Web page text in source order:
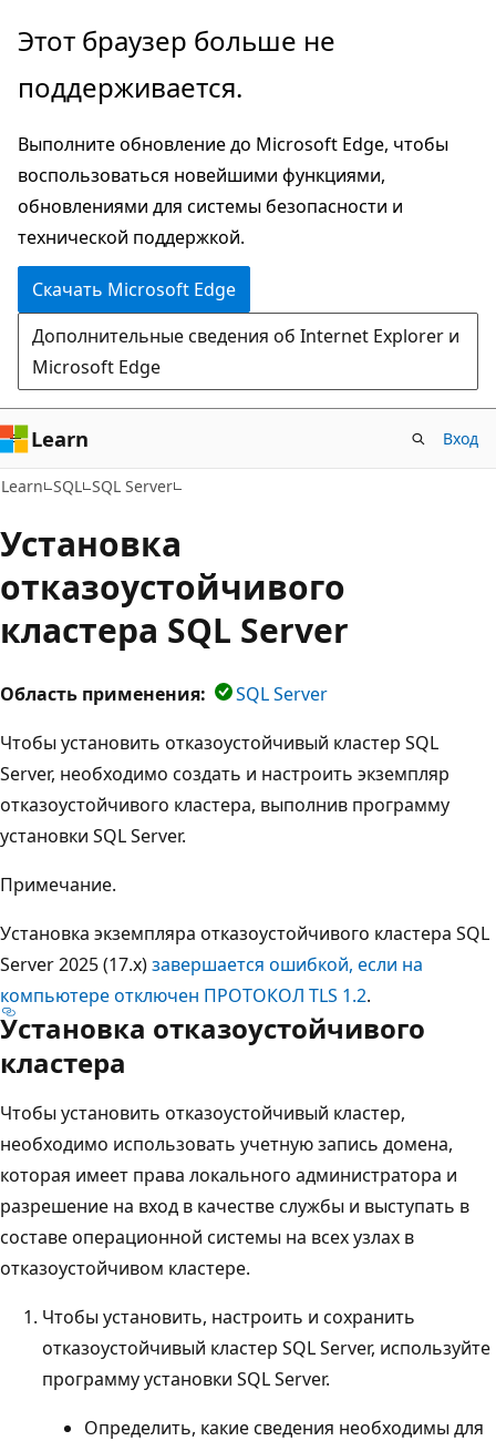
Пропустить
перейти
основному
содержимому
Этот браузер больше не
поддерживается.
Выполните обновление до Microsoft Edge, чтобы
воспользоваться новейшими функциями,
обновлениями для системы безопасности и
технической поддержкой.
Скачать Microsoft Edge
Дополнительные сведения об Internet Explorer и
Microsoft Edge
Learn Вход
Learn SQL SQL Server
Установка
отказоустойчивого
кластера SQL Server
Область применения:
SQL Server
Чтобы установить отказоустойчивый кластер SQL
Server, необходимо создать и настроить экземпляр
отказоустойчивого кластера, выполнив программу
установки SQL Server.
Примечание.
Установка экземпляра отказоустойчивого кластера SQL
Server 2025 (17.x)завершается ошибкой, если на
компьютере отключен ПРОТОКОЛ TLS 1.2.
Установка отказоустойчивого
кластера
Чтобы установить отказоустойчивый кластер,
необходимо использовать учетную запись домена,
которая имеет права локального администратора и
разрешение на вход в качестве службы и выступать в
составе операционной системы на всех узлах в
отказоустойчивом кластере.
Чтобы установить, настроить и сохранить
отказоустойчивый кластер SQL Server, используйте
программу установки SQL Server.
Определить, какие сведения необходимы для